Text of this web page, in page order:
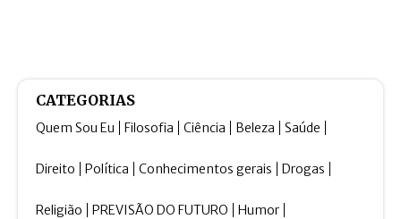
CATEGORIAS
Quem Sou Eu Filosofia Ciência Beleza Saúde
Direito Política Conhecimentos gerais Drogas
Religião PREVISÃO DO FUTURO Humor